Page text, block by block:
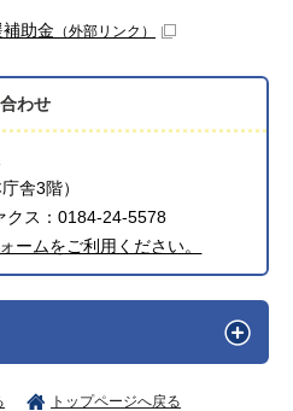
助金 （外部リンク）
わせ
舎3階）
ス：0184-24-5578
ームをご利用ください。
トップページへ戻る